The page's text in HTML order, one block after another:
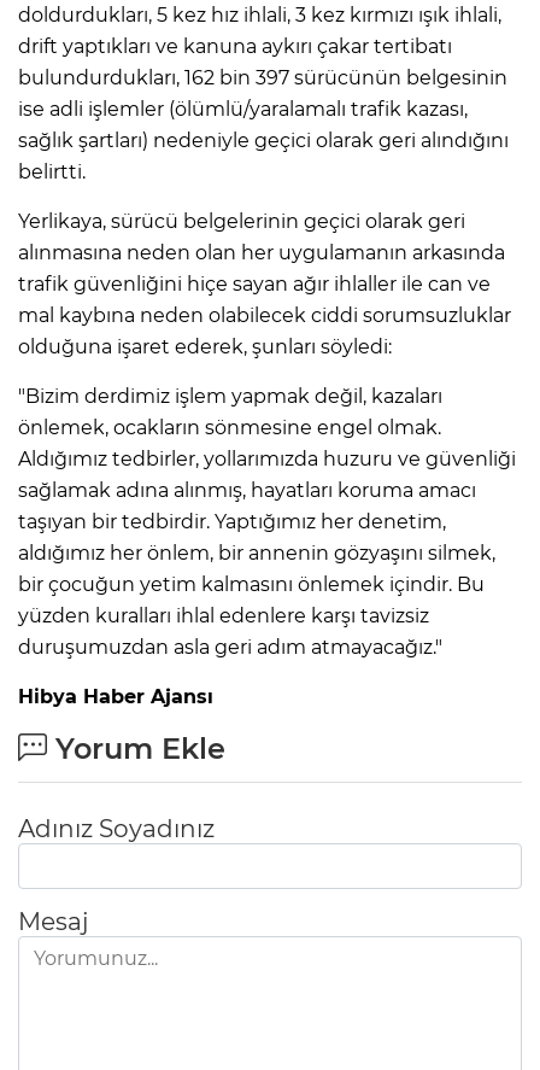
doldurdukları, 5 kez hız ihlali, 3 kez kırmızı ışık ihlali,
drift yaptıkları ve kanuna aykırı çakar tertibatı
bulundurdukları, 162 bin 397 sürücünün belgesinin
ise adli işlemler (ölümlü/yaralamalı trafik kazası,
sağlık şartları) nedeniyle geçici olarak geri alındığını
belirtti.
Yerlikaya, sürücü belgelerinin geçici olarak geri
alınmasına neden olan her uygulamanın arkasında
trafik güvenliğini hiçe sayan ağır ihlaller ile can ve
mal kaybına neden olabilecek ciddi sorumsuzluklar
olduğuna işaret ederek, şunları söyledi:
"Bizim derdimiz işlem yapmak değil, kazaları
önlemek, ocakların sönmesine engel olmak.
Aldığımız tedbirler, yollarımızda huzuru ve güvenliği
sağlamak adına alınmış, hayatları koruma amacı
taşıyan bir tedbirdir. Yaptığımız her denetim,
aldığımız her önlem, bir annenin gözyaşını silmek,
bir çocuğun yetim kalmasını önlemek içindir. Bu
yüzden kuralları ihlal edenlere karşı tavizsiz
duruşumuzdan asla geri adım atmayacağız."
Hibya Haber Ajansı
Yorum Ekle
Adınız Soyadınız
Mesaj